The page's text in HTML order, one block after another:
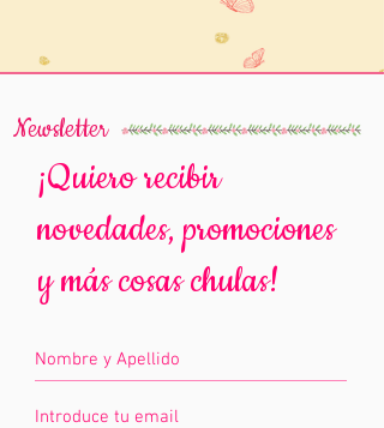
Newsletter
¡Quiero recibir
novedades, promociones
y más cosas chulas!